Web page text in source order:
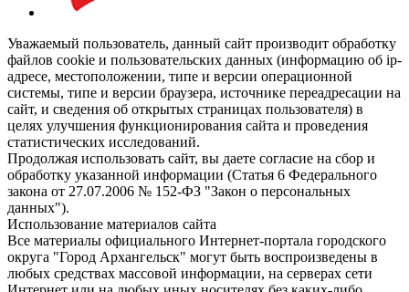
Уважаемый пользователь, данный сайт производит обработку
файлов cookie и пользовательских данных (информацию об ip-
адресе, местоположении, типе и версии операционной
системы, типе и версии браузера, источнике переадресации на
сайт, и сведения об открытых страницах пользователя) в
целях улучшения функционирования сайта и проведения
статистических исследований.
Продолжая использовать сайт, вы даете согласие на сбор и
обработку указанной информации (Статья 6 Федерального
закона от 27.07.2006 № 152-ФЗ "Закон о персональных
данных").
Использование материалов сайта
Все материалы официального Интернет-портала городского
округа "Город Архангельск" могут быть воспроизведены в
любых средствах массовой информации, на серверах сети